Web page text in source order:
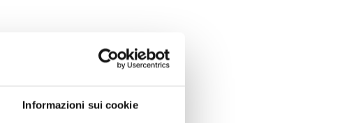
Informazioni sui cookie